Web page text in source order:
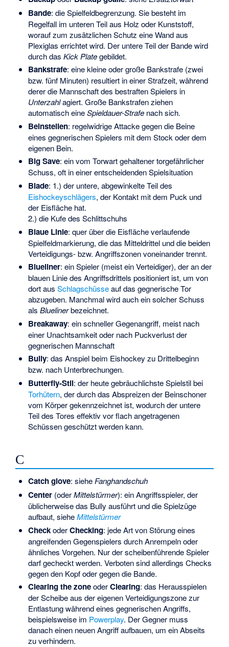
Bande: die Spielfeldbegrenzung. Sie besteht im
Regelfall im unteren Teil aus Holz oder Kunststoff,
worauf zum zusätzlichen Schutz eine Wand aus
Plexiglas errichtet wird. Der untere Teil der Bande wird
durch das Kick Plategebildet.
Bankstrafe: eine kleine oder große Bankstrafe (zwei
bzw. fünf Minuten) resultiert in einer Strafzeit, während
derer die Mannschaft des bestraften Spielers in
Unterzahlagiert. Große Bankstrafen ziehen
automatisch eineSpieldauer-Strafenach sich.
Beinstellen: regelwidrige Attacke gegen die Beine
eines gegnerischen Spielers mit dem Stock oder dem
eigenen Bein.
Big Save: ein vom Torwart gehaltener torgefährlicher
Schuss, oft in einer entscheidenden Spielsituation
Blade: 1.) der untere, abgewinkelte Teil des
Eishockeyschlägers, der Kontakt mit dem Puck und
der Eisfläche hat.
2.) die Kufe des Schlittschuhs
Blaue Linie: quer über die Eisfläche verlaufende
Spielfeldmarkierung, die das Mitteldrittel und die beiden
Verteidigungs- bzw. Angriffszonen voneinander trennt.
Blueliner: ein Spieler (meist ein Verteidiger), der an der
blauen Linie des Angriffsdrittels positioniert ist, um von
dort aus Schlagschüsseauf das gegnerische Tor
abzugeben. Manchmal wird auch ein solcher Schuss
als Bluelinerbezeichnet.
Breakaway: ein schneller Gegenangriff, meist nach
einer Unachtsamkeit oder nach Puckverlust der
gegnerischen Mannschaft
Bully: das Anspiel beim Eishockey zu Drittelbeginn
bzw. nach Unterbrechungen.
Butterfly-Stil: der heute gebräuchlichste Spielstil bei
Torhütern, der durch das Abspreizen der Beinschoner
vom Körper gekennzeichnet ist, wodurch der untere
Teil des Tores effektiv vor flach angetragenen
Schüssen geschützt werden kann.
C
Catch glove: sieheFanghandschuh
Center(oderMittelstürmer): ein Angriffsspieler, der
üblicherweise das Bully ausführt und die Spielzüge
aufbaut, sieheMittelstürmer
CheckoderChecking: jede Art von Störung eines
angreifenden Gegenspielers durch Anrempeln oder
ähnliches Vorgehen. Nur der scheibenführende Spieler
darf gecheckt werden. Verboten sind allerdings Checks
gegen den Kopf oder gegen die Bande.
Clearing the zoneoderClearing: das Herausspielen
der Scheibe aus der eigenen Verteidigungszone zur
Entlastung während eines gegnerischen Angriffs,
beispielsweise im Powerplay. Der Gegner muss
danach einen neuen Angriff aufbauen, um ein Abseits
zu verhindern.